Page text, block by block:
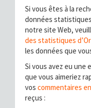
Si vous êtes à la
données
notre site Web,
des statistiques
les données que
Si vous avez eu une
que vous aimeriez
vos commentaires
reçus :